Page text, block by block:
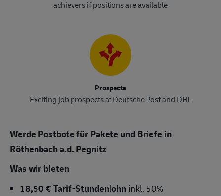
achievers if positions are available
Prospects
Exciting job prospects at Deutsche Post and DHL
Werde Postbote für Pakete und Briefe in
Röthenbach a.d. Pegnitz
Was wir bieten
18,50 € Tarif-Stundenlohninkl. 50%